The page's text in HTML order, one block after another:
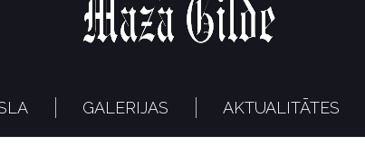
GALERIJAS AKTUALITĀTES